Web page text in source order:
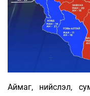
Аймаг, нийслэл,